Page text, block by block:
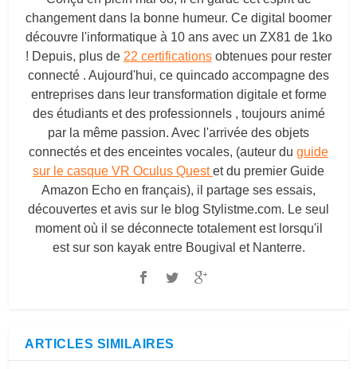
changement dans la bonne humeur. Ce digital boomer
découvre l'informatique à 10 ans avec un ZX81 de 1ko
! Depuis, plus de 22 certifications obtenues pour rester
connecté . Aujourd'hui, ce quincado accompagne des
entreprises dans leur transformation digitale et forme
des étudiants et des professionnels , toujours animé
par la même passion. Avec l'arrivée des objets
connectés et des enceintes vocales, (auteur du guide
sur le casque VR Oculus Questet du premier Guide
Amazon Echo en français), il partage ses essais,
découvertes et avis sur le blog Stylistme.com. Le seul
moment où il se déconnecte totalement est lorsqu'il
est sur son kayak entre Bougival et Nanterre.
ARTICLES SIMILAIRES